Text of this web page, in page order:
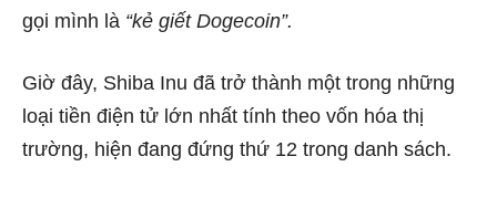
gọi mình là “kẻ giết Dogecoin”.
Giờ đây, Shiba Inu đã trở thành một trong những
loại tiền điện tử lớn nhất tính theo vốn hóa thị
trường, hiện đang đứng thứ 12 trong danh sách.